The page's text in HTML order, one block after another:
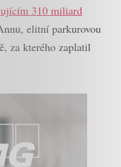
310 miliard
elitní parkurovou
za kterého zaplatil